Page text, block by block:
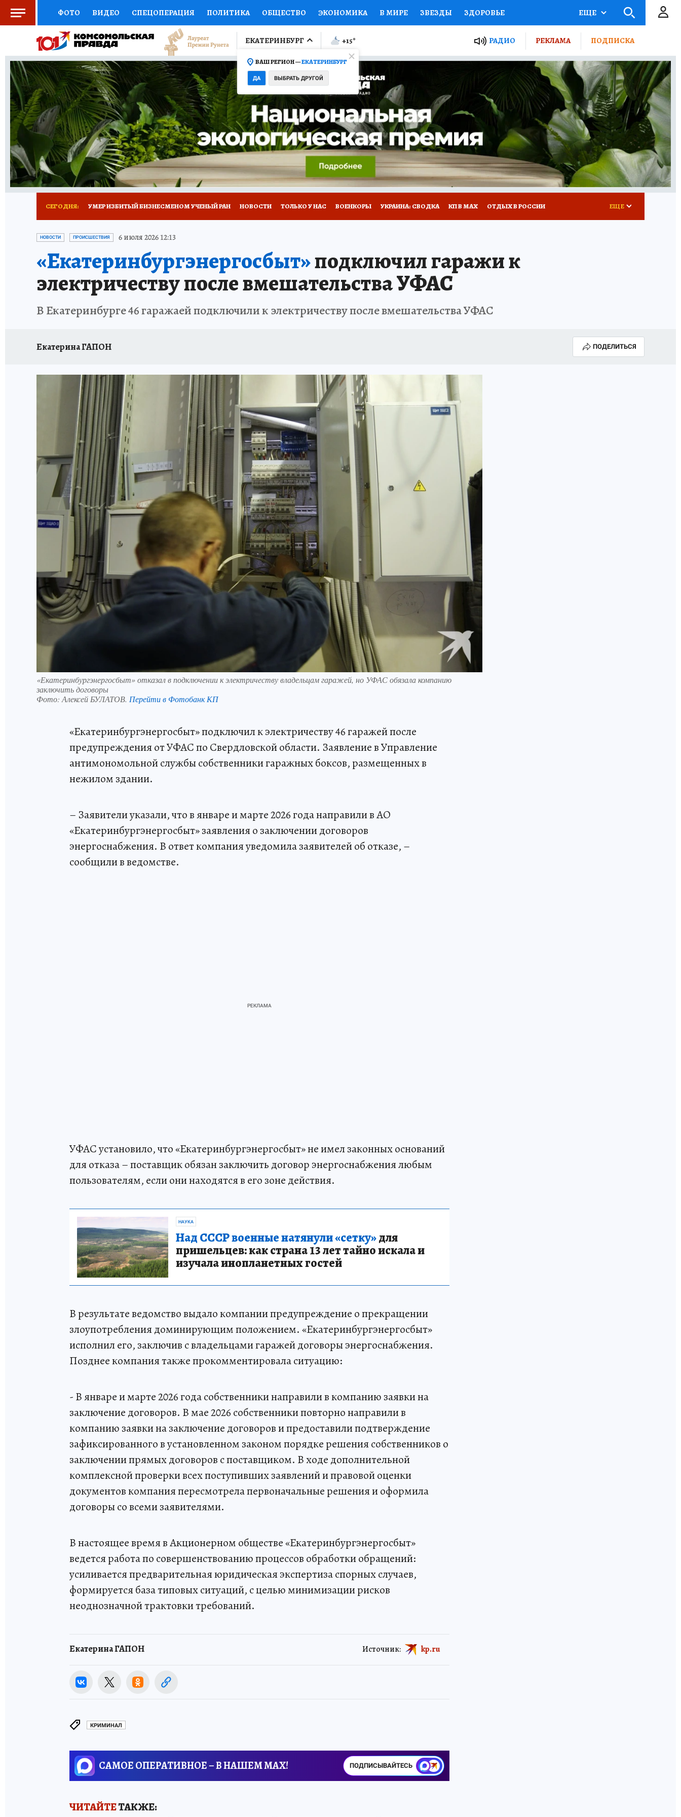
ФОТО ВИДЕО СПЕЦОПЕРАЦИЯ ПОЛИТИКА ОБЩЕСТВО ЭКОНОМИКА В МИРЕ ЗВЕЗДЫ ЗДОРОВЬЕ
СОЦПОДДЕРЖКА НАУКА СПОРТ КОЛУМНИСТЫ ПРОИСШЕСТВИЯ НАЦИОНАЛЬНЫЕ ПРОЕКТЫ РОССИИ
ВЫБОР ЭКСПЕРТОВ ДОКТОР ФИНАНСЫ ОТКРЫВАЕМ МИР Я ЗНАЮ СЕМЬЯ ЖЕНСКИЕ СЕКРЕТЫ ПУТЕВОДИТЕЛЬ
КНИЖНАЯ ПОЛКА ПРОГНОЗЫ НА СПОРТ ПРОМОКОДЫ СЕРИАЛЫ СПЕЦПРОЕКТЫ ДЕФИЦИТ ЖЕЛЕЗА ТУРИЗМ
ПРЕСС-ЦЕНТР НЕДВИЖИМОСТЬ ТЕЛЕВИЗОР КОЛЛЕКЦИИ КОНКУРСЫ РАБОТА У НАС ГИД ПОТРЕБИТЕЛЯ ВСЕ О КП
РАДИО КП ТЕСТЫ НОВОЕ НА САЙТЕ
ЕЩЕ
ЕКАТЕРИНБУРГ
ВАШ РЕГИОН —ЕКАТЕРИНБУРГ
ДА ВЫБРАТЬ ДРУГОЙ
+15° РАДИО РЕКЛАМА ПОДПИСКА
СЕГОДНЯ: УМЕР ИЗБИТЫЙ БИЗНЕСМЕНОМ УЧЕНЫЙ РАН НОВОСТИ ТОЛЬКО У НАС ВОЕНКОРЫ УКРАИНА: СВОДКА КП В МАХ ОТДЫХ В РОССИИ
ЗАПОВЕДНАЯ РОССИЯ ПРОИСШЕСТВИЯ
ЕЩЕ
НОВОСТИ ПРОИСШЕСТВИЯ 6 июля 2026 12:13
«Екатеринбургэнергосбыт»подключил гаражи к
электричеству после вмешательства УФАС
В Екатеринбурге 46 гаражаей подключили к электричеству после вмешательства УФАС
Екатерина ГАПОН ПОДЕЛИТЬСЯ
«Екатеринбургэнергосбыт» отказал в подключении к электричеству владельцам гаражей, но УФАС обязала компанию
заключить договоры
Фото:Алексей БУЛАТОВ. Перейти в Фотобанк КП
«Екатеринбургэнергосбыт» подключил к электричеству 46 гаражей после
предупреждения от УФАС по Свердловской области. Заявление в Управление
антимономольной службы собственники гаражных боксов, размещенных в
нежилом здании.
– Заявители указали, что в январе и марте 2026 года направили в АО
«Екатеринбургэнергосбыт» заявления о заключении договоров
энергоснабжения. В ответ компания уведомила заявителей об отказе, –
сообщили в ведомстве.
УФАС установило, что «Екатеринбургэнергосбыт» не имел законных оснований
для отказа – поставщик обязан заключить договор энергоснабжения любым
пользователям, если они находятся в его зоне действия.
НАУКА
Над СССР военные натянули «сетку»для
пришельцев: как страна 13 лет тайно искала и
изучала инопланетных гостей
В результате ведомство выдало компании предупреждение о прекращении
злоупотребления доминирующим положением. «Екатеринбургэнергосбыт»
исполнил его, заключив с владельцами гаражей договоры энергоснабжения.
Позднее компания также прокомментировала ситуацию:
- В январе и марте 2026 года собственники направили в компанию заявки на
заключение договоров. В мае 2026 собственники повторно направили в
компанию заявки на заключение договоров и предоставили подтверждение
зафиксированного в установленном законом порядке решения собственников о
заключении прямых договоров с поставщиком. В ходе дополнительной
комплексной проверки всех поступивших заявлений и правовой оценки
документов компания пересмотрела первоначальные решения и оформила
договоры со всеми заявителями.
В настоящее время в Акционерном обществе «Екатеринбургэнергосбыт»
ведется работа по совершенствованию процессов обработки обращений:
усиливается предварительная юридическая экспертиза спорных случаев,
формируется база типовых ситуаций, с целью минимизации рисков
неоднозначной трактовки требований.
Екатерина ГАПОН Источник: kp.ru
КРИМИНАЛ
САМОЕ ОПЕРАТИВНОЕ – В НАШЕМ MAX! ПОДПИСЫВАЙТЕСЬ
ЧИТАЙТЕТАКЖЕ: